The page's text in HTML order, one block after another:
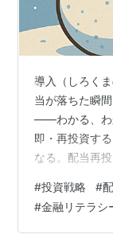
導入（しろく
当が落ちた瞬
――わかる、わ
即・再投資す
なる。配当再
に雪だるまに
めると増える
とは何か？（
#投資戦略 #
#金融リテラシ